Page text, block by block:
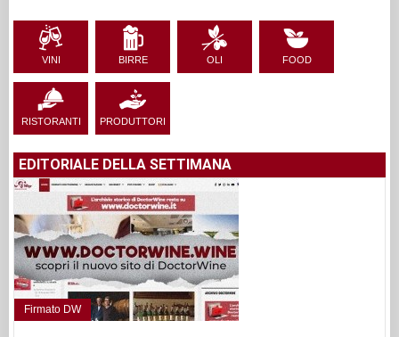
VINI BIRRE OLI FOOD
RISTORANTI PRODUTTORI
EDITORIALE DELLA SETTIMANA
Firmato DW